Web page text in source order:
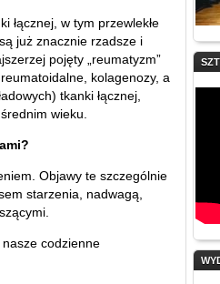
łącznej, w tym przewlekłe
już znacznie rzadsze i
pojęty „reumatyzm”
kolagenozy, a
tkanki łącznej,
wieku.
Objawy te szczególnie
starzenia, nadwagą,
codzienne